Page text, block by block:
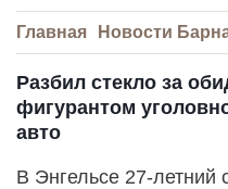
Главная Новости
Разбил стекло за
фигурантом
авто
В Энгельсе 27-летний